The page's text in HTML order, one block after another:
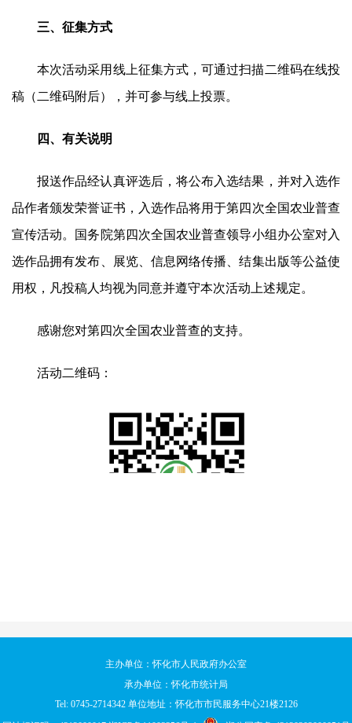
三、征集方式
本次活动采用线上征集方式，可通过扫描二维码在线投
稿（二维码附后），并可参与线上投票。
四、有关说明
报送作品经认真评选后，将公布入选结果，并对入选作
品作者颁发荣誉证书，入选作品将用于第四次全国农业普查
宣传活动。国务院第四次全国农业普查领导小组办公室对入
选作品拥有发布、展览、信息网络传播、结集出版等公益使
用权，凡投稿人均视为同意并遵守本次活动上述规定。
感谢您对第四次全国农业普查的支持。
活动二维码：
主办单位：怀化市人民政府办公室
承办单位：怀化市统计局
Tel: 0745-2714342 单位地址：怀化市市民服务中心21楼2126